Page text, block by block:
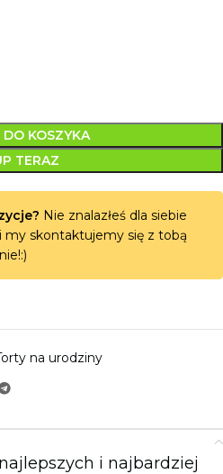
KOSZYKA
TERAZ
Nie znalazłeś dla siebie
i my skontaktujemy się z tobą
na urodziny
i najbardziej